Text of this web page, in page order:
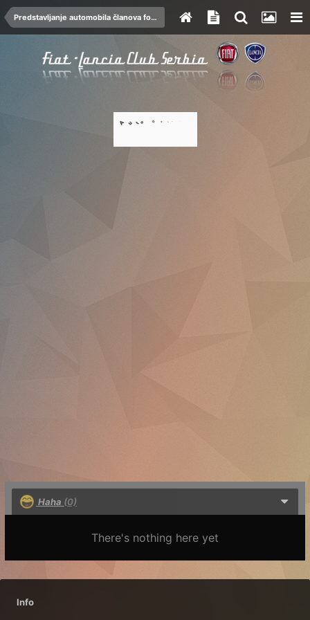
Predstavljanje automobila članova foruma
Haha (0)
There's nothing here yet
Info